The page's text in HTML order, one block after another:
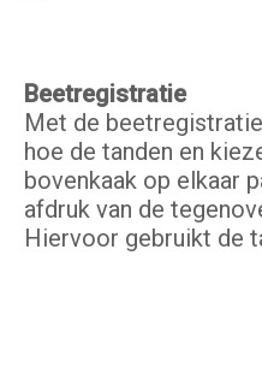
Beetregistratie
Met de
hoe de tanden en
bovenkaak op elkaar
afdruk van de
Hiervoor gebruikt de